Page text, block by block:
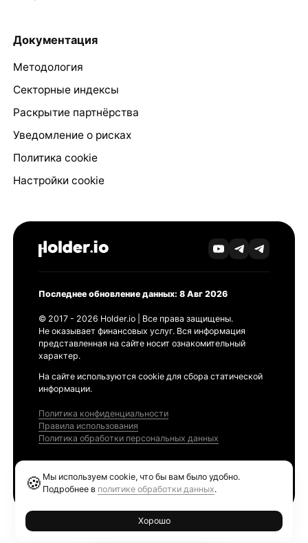
Документация
Методология
Секторные индексы
Раскрытие партнёрства
Уведомление о рисках
Политика cookie
Настройки cookie
Последнее обновление данных: 8 Авг 2026
© 2017 - 2026 Holder.io | Все права защищены.
Не оказывает финансовых услуг. Вся информация
представленная на сайте носит ознакомительный
характер.
На сайте используются cookie для сбора статической
информации.
Политика конфиденциальности
Правила использования
Политика обработки персональных данных
🍪 Мы используем cookie, что бы вам было удобно.
Подробнее в политике обработки данных.
Хорошо
Ethereum GAS Tracker